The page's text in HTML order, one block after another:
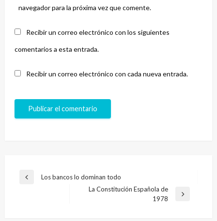
navegador para la próxima vez que comente.
Recibir un correo electrónico con los siguientes
comentarios a esta entrada.
Recibir un correo electrónico con cada nueva entrada.
Navegación
Entrada
Los bancos lo dominan todo
La Constitución Española de
1978